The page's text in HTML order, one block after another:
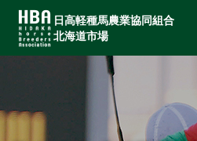
日高軽種馬農業協同組合
北海道市場